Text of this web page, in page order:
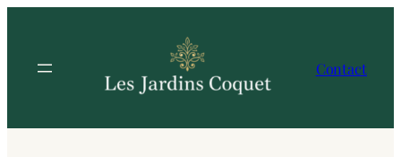
contenu
Contact